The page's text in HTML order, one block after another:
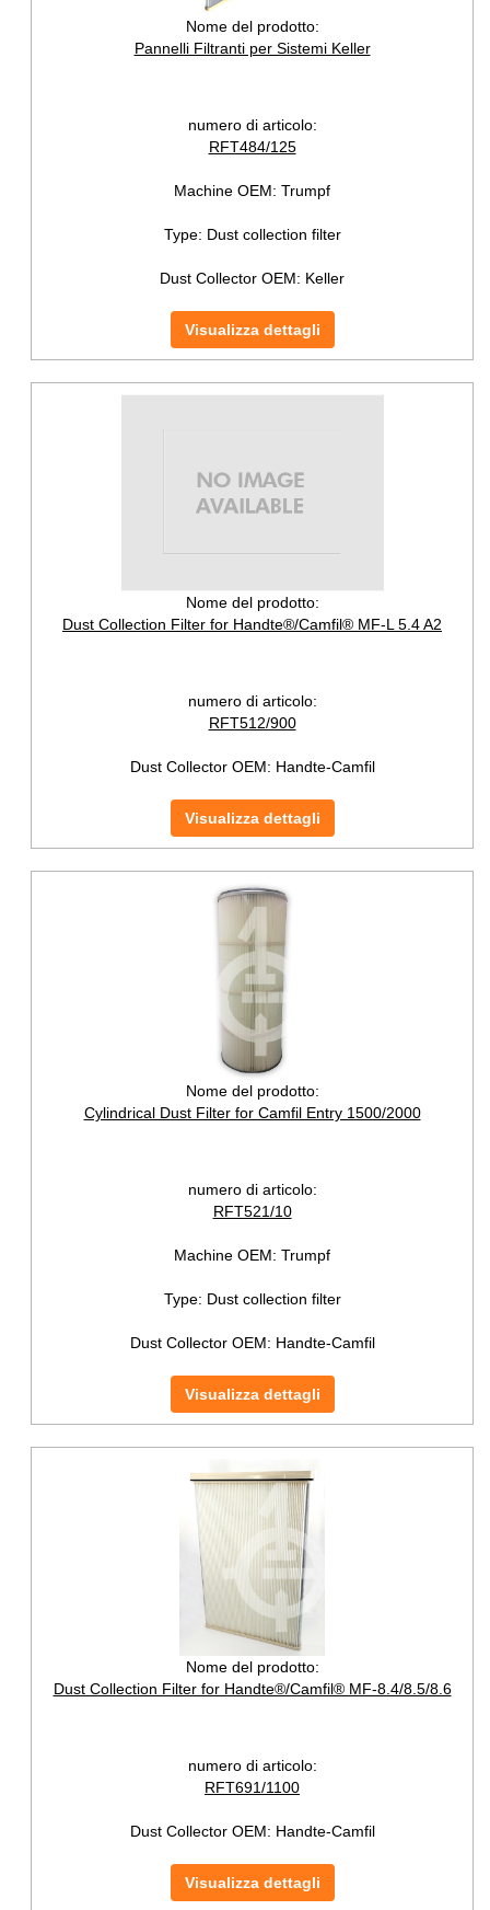
Nome del prodotto:
Pannelli Filtranti per Sistemi Keller
numero di articolo:
RFT484/125
Machine OEM: Trumpf
Type: Dust collection filter
Dust Collector OEM: Keller
Visualizza dettagli
Nome del prodotto:
Dust Collection Filter for Handte®/Camfil® MF-L 5.4 A2
numero di articolo:
RFT512/900
Dust Collector OEM: Handte-Camfil
Visualizza dettagli
Nome del prodotto:
Cylindrical Dust Filter for Camfil Entry 1500/2000
numero di articolo:
RFT521/10
Machine OEM: Trumpf
Type: Dust collection filter
Dust Collector OEM: Handte-Camfil
Visualizza dettagli
Nome del prodotto:
Dust Collection Filter for Handte®/Camfil® MF-8.4/8.5/8.6
numero di articolo:
RFT691/1100
Dust Collector OEM: Handte-Camfil
Visualizza dettagli